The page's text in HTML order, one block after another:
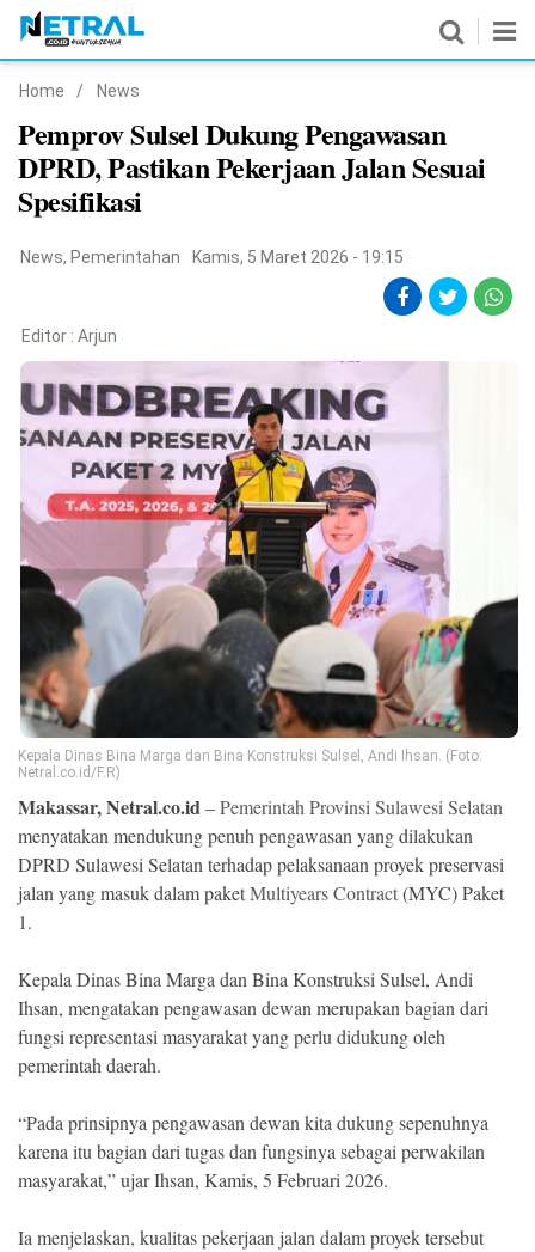
Nasional
Pemerintahan
Politik
Hukrim
Pendidikan
Peristiwa
Olahraga
Memori
©
.
All
Right
Reserved
Home / News
Pemprov Sulsel Dukung Pengawasan
DPRD, Pastikan Pekerjaan Jalan Sesuai
Spesifikasi
News, Pemerintahan Kamis, 5 Maret 2026 - 19:15
Editor : Arjun
Kepala Dinas Bina Marga dan Bina Konstruksi Sulsel, Andi Ihsan. (Foto:
Netral.co.id/F.R)
Makassar, Netral.co.id–Pemerintah Provinsi Sulawesi Selatan
menyatakan mendukung penuh pengawasan yang dilakukan
DPRD Sulawesi Selatan terhadap pelaksanaan proyek preservasi
jalan yang masuk dalam paketMultiyears Contract(MYC) Paket
1.
Kepala Dinas Bina Marga dan Bina Konstruksi Sulsel, Andi
Ihsan, mengatakan pengawasan dewan merupakan bagian dari
fungsi representasi masyarakat yang perlu didukung oleh
pemerintah daerah.
“Pada prinsipnya pengawasan dewan kita dukung sepenuhnya
karena itu bagian dari tugas dan fungsinya sebagai perwakilan
masyarakat,” ujar Ihsan, Kamis, 5 Februari 2026.
Ia menjelaskan, kualitas pekerjaan jalan dalam proyek tersebut